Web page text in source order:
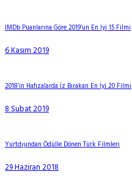
IMDb Puanlarına Göre 2019’un En İyi 15 Filmi
6 Kasım 2019
2018’in Hafızalarda İz Bırakan En İyi 20 Filmi
8 Şubat 2019
Yurtdışından Ödülle Dönen Türk Filmleri
29 Haziran 2018